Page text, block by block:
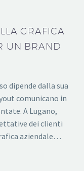
GRAFICA
UN BRAND
dipende dalla sua
comunicano in
A Lugano,
dei clienti
aziendale…